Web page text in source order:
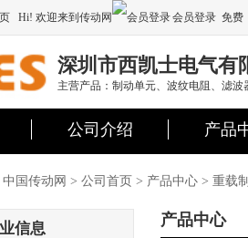
Hi! 欢迎来到传动网 会员登录 免费
深圳市西凯士电气有
主营产品：制动单元、波纹电阻、滤
公司介绍 产品
中国传动网 > 公司首页 > 产品中心 > 重载
信息 产品中心